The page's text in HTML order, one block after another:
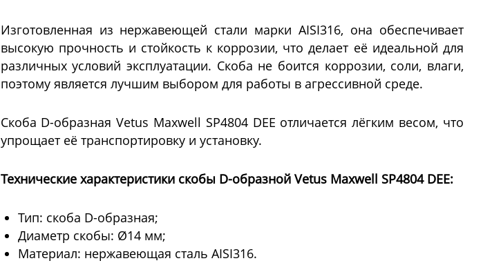
Изготовленная из нержавеющей стали марки AISI316, она обеспечивает
высокую прочность и стойкость к коррозии, что делает её идеальной для
различных условий эксплуатации. Скоба не боится коррозии, соли, влаги,
поэтому является лучшим выбором для работы в агрессивной среде.
Скоба D-образная Vetus Maxwell SP4804 DEE отличается лёгким весом, что
упрощает её транспортировку и установку.
Технические характеристики скобы D-образной Vetus Maxwell SP4804 DEE:
Тип: скоба D-образная;
Диаметр скобы: Ø14 мм;
Материал: нержавеющая сталь AISI316.